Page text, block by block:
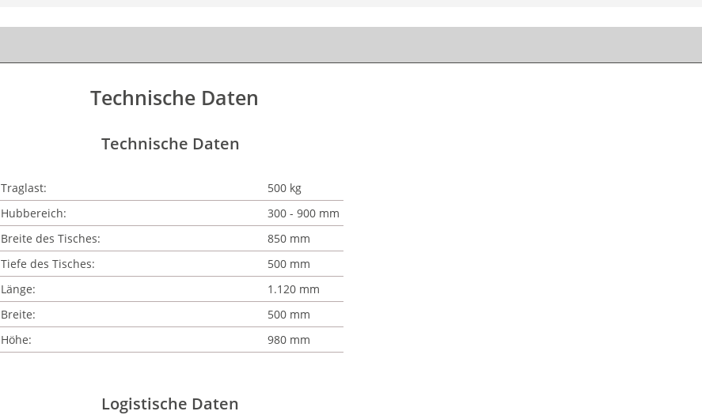
Technische Daten
Technische Daten
Traglast:
500 kg
Hubbereich:
300 - 900 mm
Breite des Tisches:
850 mm
Tiefe des Tisches:
500 mm
Länge:
1.120 mm
Breite:
500 mm
Höhe:
980 mm
Logistische Daten